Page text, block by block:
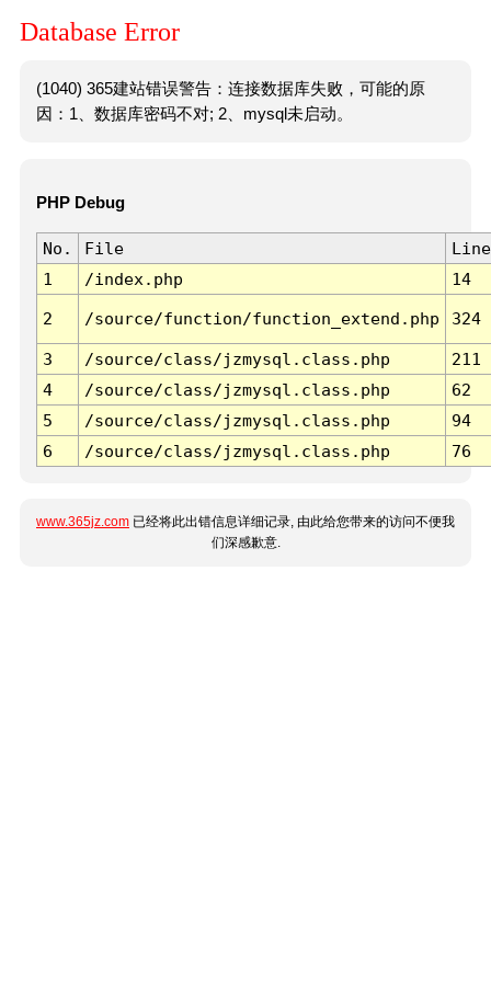
Database Error
(1040) 365建站错误警告：连接数据库失败，可能的原
因：1、数据库密码不对; 2、mysql未启动。
PHP Debug
No. File
Line
1
/index.php 14
2 /source/function/function_extend.php 324
3 /source/class/jzmysql.class.php
211
4
/source/class/jzmysql.class.php
62
5
/source/class/jzmysql.class.php
94
6
/source/class/jzmysql.class.php 76
www.365jz.com 已经将此出错信息详细记录, 由此给您带来的访问不便我
们深感歉意.